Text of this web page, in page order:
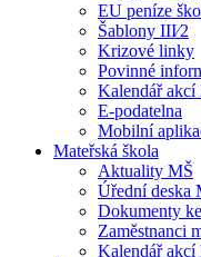
EU peníze
Šablony III⁄2
Krizové linky
Povinné
Kalendář akcí
E-podatelna
Mobilní
Mateřská škola
Aktuality MŠ
Úřední deska
Dokumenty
Zaměstnanci
Kalendář akcí